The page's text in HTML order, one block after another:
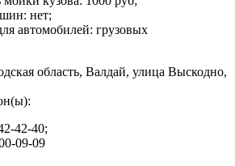
нет;
автомобилей: грузовых
область, Валдай, улица Выскодно,
42-40;
09-09